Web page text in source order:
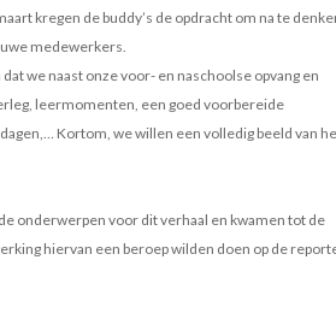
kregen de buddy’s de opdracht om na te
medewerkers.
we naast onze voor- en naschoolse opvang en
leermomenten, een goed voorbereide
Kortom, we willen een volledig beeld van
onderwerpen voor dit verhaal en kwamen tot de
hiervan een beroep wilden doen op de